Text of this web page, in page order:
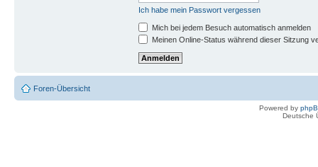
Ich habe mein Passwort vergessen
Mich bei jedem Besuch automatisch anmelden
Meinen Online-Status während dieser Sitzung
Foren-Übersicht
Powered by
Deutsche